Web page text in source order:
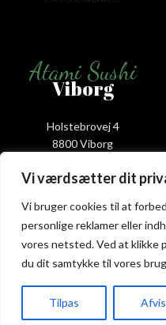
Vi værdsætter dit
Vi bruger cookies til at
personlige reklamer eller
vores netsted. Ved at klikke
du dit samtykke til vores
Tilpas
Hos Atami Sushi
Atami Sushi
Viborg
Holstebrovej 4
8800 Viborg
viborg@atami.dk
Atami Sushi Restaurant @